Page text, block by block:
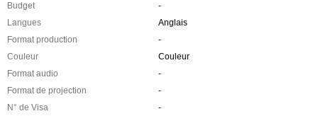
Budget
-
Langues
Anglais
Format production
-
Couleur
Couleur
Format audio
-
Format de projection
-
N° de Visa
-